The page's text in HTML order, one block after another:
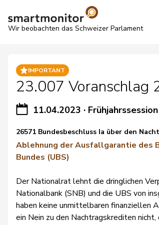
Wir beobachten das Schweizer Parlament
IMPORTANT
23.007 Voranschlag
11.04.2023 ·
26571 Bundesbeschluss Ia über den
Ablehnung der Ausfallgarantie des
Bundes (UBS)
Der Nationalrat lehnt die dringlichen
Nationalbank (SNB) und die UBS von
haben keine unmittelbaren finanziellen
ein Nein zu den Nachtragskrediten